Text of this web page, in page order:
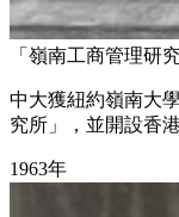
「嶺南工商管理研
中大獲紐約嶺南大
究所」，並開設香
1963年